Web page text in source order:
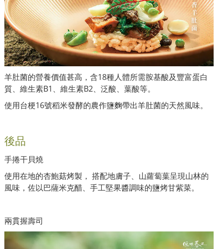
羊肚菌的營養價值甚高，含18種人體所需胺基酸及豐富蛋白
質、維生素B1、維生素B2、泛酸、葉酸等。
使用台梗16號稻米發酵的農作鹽麴帶出羊肚菌的天然風味。
後品
手捲干貝燒
使用在地的杏鮑菇烤製， 搭配地膚子、山蘿蔔葉呈現山林的
風味，佐以巴薩米克醋、手工堅果醬調味的鹽烤甘紫菜。
兩貫握壽司